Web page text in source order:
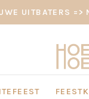
UITBATERS =>